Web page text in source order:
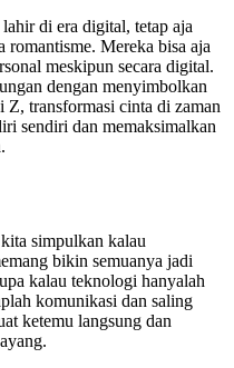
di era digital, tetap aja
romantisme. Mereka bisa aja
meskipun secara digital.
dengan menyimbolkan
transformasi cinta di zaman
sendiri dan memaksimalkan
simpulkan kalau
bikin semuanya jadi
kalau teknologi hanyalah
komunikasi dan saling
ketemu langsung dan